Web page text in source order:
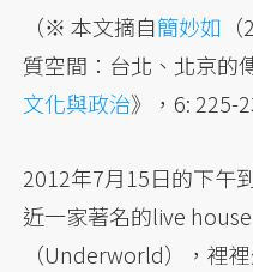
（※ 本文摘自簡妙如
質空間：台北、北京的
文化與政治》，6: 225-
2012年7月15日的下午
近一家著名的live
（Underworld），裡